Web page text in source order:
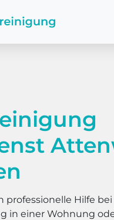
professionelle Hilfe
in einer Wohnung